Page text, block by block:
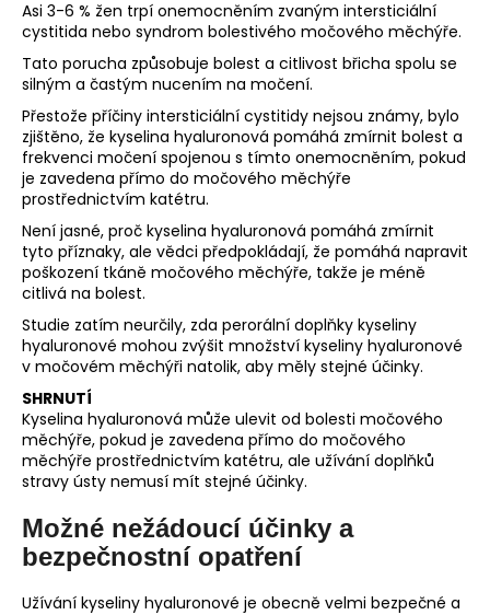
Asi 3-6 % žen trpí onemocněním zvaným intersticiální
cystitida nebo syndrom bolestivého močového měchýře.
Tato porucha způsobuje bolest a citlivost břicha spolu se
silným a častým nucením na močení.
Přestože příčiny intersticiální cystitidy nejsou známy, bylo
zjištěno, že kyselina hyaluronová pomáhá zmírnit bolest a
frekvenci močení spojenou s tímto onemocněním, pokud
je zavedena přímo do močového měchýře
prostřednictvím katétru.
Není jasné, proč kyselina hyaluronová pomáhá zmírnit
tyto příznaky, ale vědci předpokládají, že pomáhá napravit
poškození tkáně močového měchýře, takže je méně
citlivá na bolest.
Studie zatím neurčily, zda perorální doplňky kyseliny
hyaluronové mohou zvýšit množství kyseliny hyaluronové
v močovém měchýři natolik, aby měly stejné účinky.
SHRNUTÍ
Kyselina hyaluronová může ulevit od bolesti močového
měchýře, pokud je zavedena přímo do močového
měchýře prostřednictvím katétru, ale užívání doplňků
stravy ústy nemusí mít stejné účinky.
Možné nežádoucí účinky a
bezpečnostní opatření
Užívání kyseliny hyaluronové je obecně velmi bezpečné a